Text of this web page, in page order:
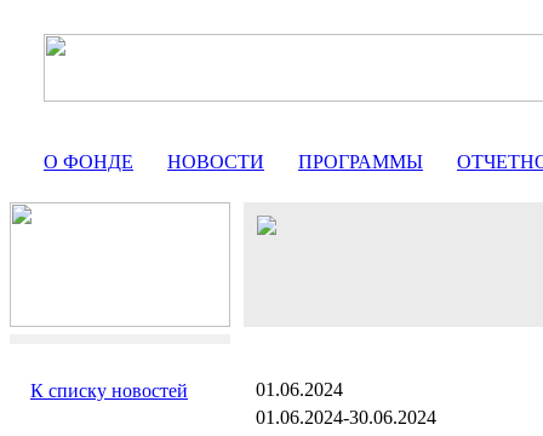
О ФОНДЕ НОВОСТИ ПРОГРАММЫ
К списку новостей
01.06.2024
01.06.2024-30.06.2024